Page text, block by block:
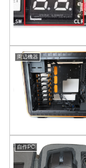
周辺機器
自作PC